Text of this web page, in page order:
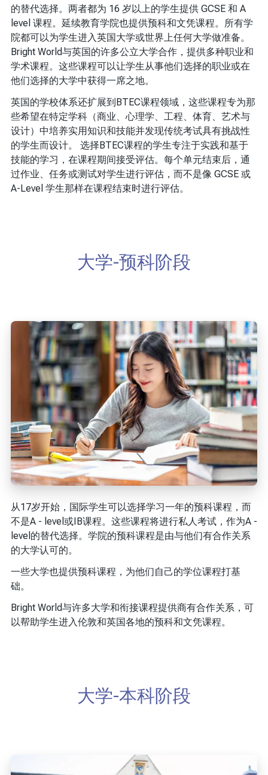
的替代选择。两者都为 16 岁以上的学生提供 GCSE 和 A
level 课程。延续教育学院也提供预科和文凭课程。所有学
院都可以为学生进入英国大学或世界上任何大学做准备。
Bright World与英国的许多公立大学合作，提供多种职业和
学术课程。这些课程可以让学生从事他们选择的职业或在
他们选择的大学中获得一席之地。
英国的学校体系还扩展到BTEC课程领域，这些课程专为那
些希望在特定学科（商业、心理学、工程、体育、艺术与
设计）中培养实用知识和技能并发现传统考试具有挑战性
的学生而设计。 选择BTEC课程的学生专注于实践和基于
技能的学习，在课程期间接受评估。每个单元结束后，通
过作业、任务或测试对学生进行评估，而不是像 GCSE 或
A-Level 学生那样在课程结束时进行评估。
大学-预科阶段
从17岁开始，国际学生可以选择学习一年的预科课程，而
不是A - level或IB课程。这些课程将进行私人考试，作为A -
level的替代选择。学院的预科课程是由与他们有合作关系
的大学认可的。
一些大学也提供预科课程，为他们自己的学位课程打基
础。
Bright World与许多大学和衔接课程提供商有合作关系，可
以帮助学生进入伦敦和英国各地的预科和文凭课程。
大学-本科阶段